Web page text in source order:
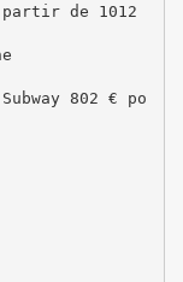
de 1012
802 € po